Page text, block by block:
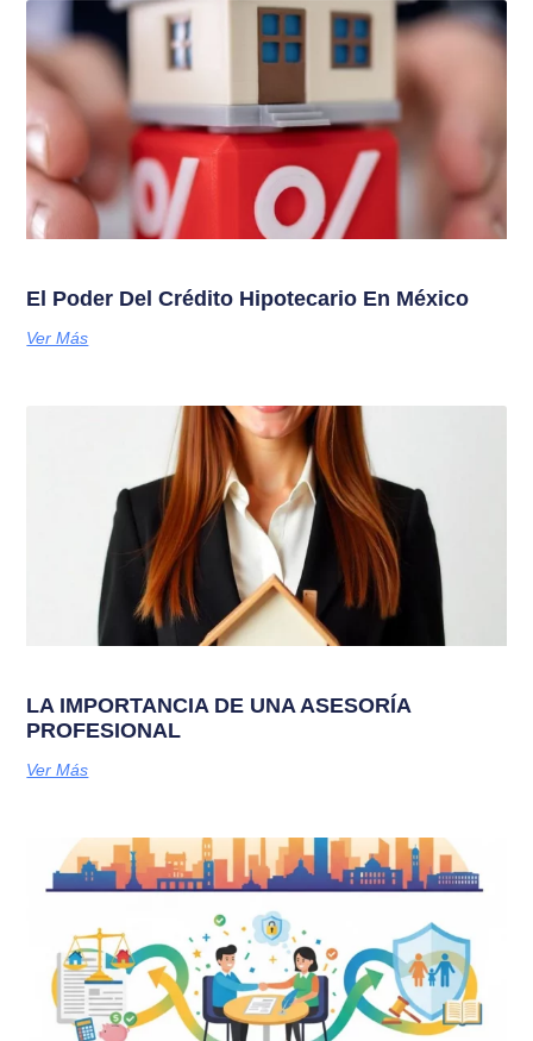
El Poder Del Crédito Hipotecario En México
Ver Más
LA IMPORTANCIA DE UNA ASESORÍA
PROFESIONAL
Ver Más